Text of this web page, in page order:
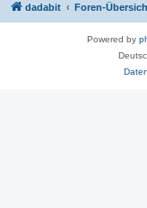
dadabit Foren-
Powered by